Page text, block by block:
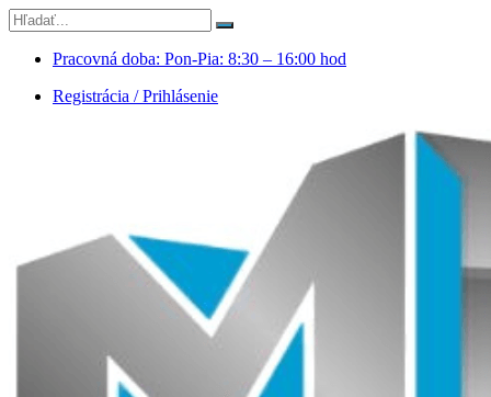
Pracovná doba: Pon-Pia: 8:30 – 16:00 hod
Registrácia / Prihlásenie